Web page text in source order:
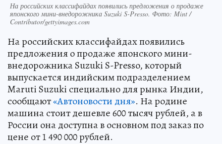
На российских классифайдах появились предложения о продаже
японского мини-внедорожника Suzuki S-Presso. Фото: Mint /
Contributor/gettyimages.com
На российских классифайдах появились
предложения о продаже японского мини-
внедорожника Suzuki S-Presso, который
выпускается индийским подразделением
Maruti Suzuki специально для рынка Индии,
сообщают«Автоновости дня». На родине
машина стоит дешевле 600 тысяч рублей, а в
России она доступна в основном под заказ по
цене от 1 490 000 рублей.